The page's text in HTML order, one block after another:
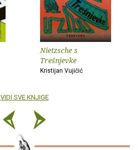
Nietzsche s
Trešnjevke
Kristijan Vujičić
VIDI SVE KNJIGE